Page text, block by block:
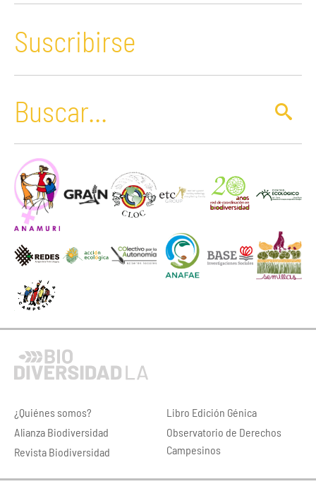
Suscribirse
¿Quiénes somos?
Alianza Biodiversidad
Revista Biodiversidad
Libro Edición Génica
Observatorio de Derechos
Campesinos